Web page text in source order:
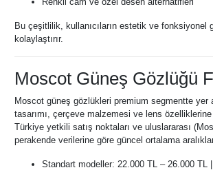
Bu çeşitlilik, kullanıcıların estetik ve fonksiyonel
kolaylaştırır.
Moscot Güneş Gözlüğü
Moscot güneş gözlükleri premium segmentte yer
tasarımı, çerçeve malzemesi ve lens özelliklerine
Türkiye yetkili satış noktaları ve uluslararası
perakende verilerine göre güncel ortalama
Standart modeller: 22.000 TL – 26.000 TL